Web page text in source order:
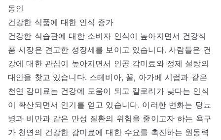
동인
건강한 식품에 대한 인식 증가
건강한 식습관에 대한 소비자 인식이 높아지면서 건강식
품 시장은 견고한 성장세를 보이고 있습니다. 사람들은 건
강에 대한 관심이 높아지면서 인공 감미료와 정제 설탕의
대안을 찾고 있습니다. 스테비아, 꿀, 아가베 시럽과 같은
천연 감미료는 건강에 도움이 되고 칼로리가 낮다는 인식
이 확산되면서 인기를 얻고 있습니다. 이러한 변화는 당뇨
병과 비만과 같은 만성 질환의 위험을 줄이고자 하는 욕구
가 천연의 건강한 감미료에 대한 수요를 촉진하는 원동력